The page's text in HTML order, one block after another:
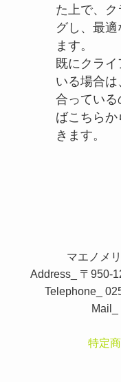
た上で、
グし、最
ます。
既にクラ
いる場合
合ってい
ばこちら
きます。
マエノメ
Address_ 〒950-
Telephone_
Mail_
特定